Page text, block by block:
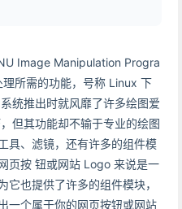
Image Manipulation Progra
所需的功能，号称 Linux 下
统推出时就风靡了许多绘图爱
但其功能却不输于专业的绘图
具、滤镜，还有许多的组件模
页按 钮或网站 Logo 来说是一
也提供了许多的组件模块，
一个属于你的网页按钮或网站